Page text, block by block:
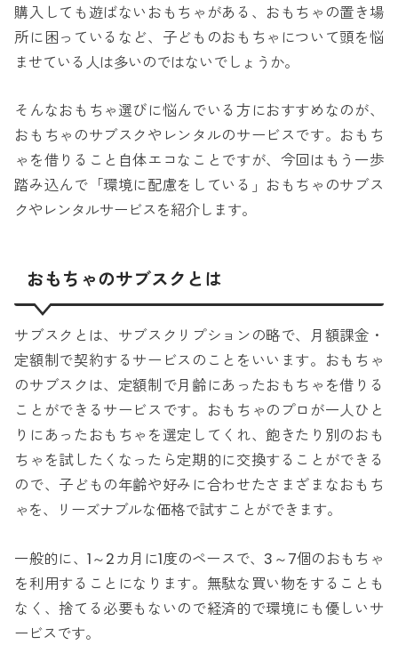
購入しても遊ばないおもちゃがある、おもちゃの置き場
所に困っているなど、子どものおもちゃについて頭を悩
ませている人は多いのではないでしょうか。
そんなおもちゃ選びに悩んでいる方におすすめなのが、
おもちゃのサブスクやレンタルのサービスです。おもち
ゃを借りること自体エコなことですが、今回はもう一歩
踏み込んで「環境に配慮をしている」おもちゃのサブス
クやレンタルサービスを紹介します。
おもちゃのサブスクとは
サブスクとは、サブスクリプションの略で、月額課金・
定額制で契約するサービスのことをいいます。おもちゃ
のサブスクは、定額制で月齢にあったおもちゃを借りる
ことができるサービスです。おもちゃのプロが一人ひと
りにあったおもちゃを選定してくれ、飽きたり別のおも
ちゃを試したくなったら定期的に交換することができる
ので、子どもの年齢や好みに合わせたさまざまなおもち
ゃを、リーズナブルな価格で試すことができます。
一般的に、1～2カ月に1度のペースで、3～7個のおもちゃ
を利用することになります。無駄な買い物をすることも
なく、捨てる必要もないので経済的で環境にも優しいサ
ービスです。